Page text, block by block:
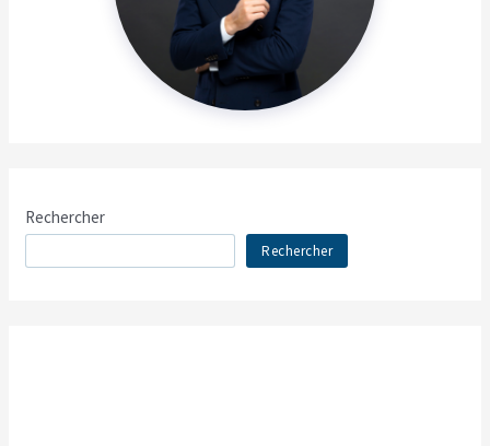
Rechercher
Rechercher